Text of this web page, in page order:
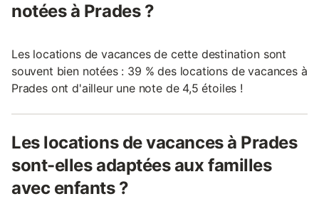
notées à Prades ?
Les locations de vacances de cette destination sont
souvent bien notées : 39 % des locations de vacances à
Prades ont d'ailleur une note de 4,5 étoiles !
Les locations de vacances à Prades
sont-elles adaptées aux familles
avec enfants ?